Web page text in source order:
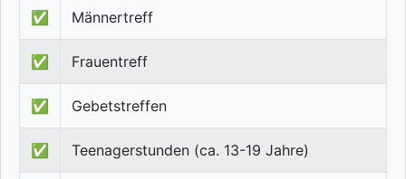
✅ Männertreff
✅ Frauentreff
✅ Gebetstreffen
✅ Teenagerstunden (ca. 13-19 Jahre)